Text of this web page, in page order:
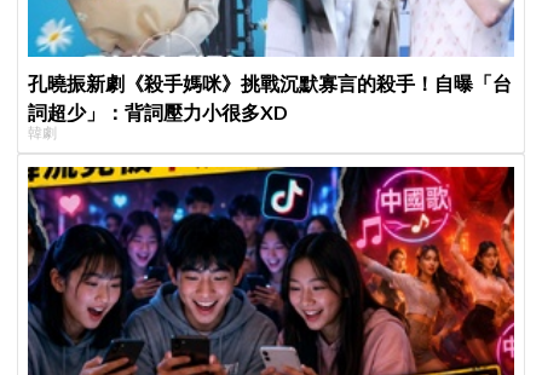
孔曉振新劇《殺手媽咪》挑戰沉默寡言的殺手！自曝「台
詞超少」：背詞壓力小很多XD
韓劇